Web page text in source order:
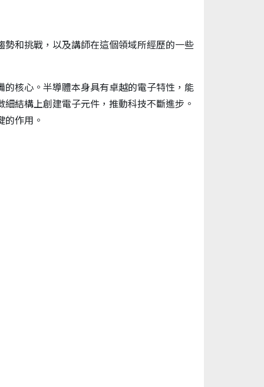
和挑戰，以及講師在這個領域所經歷的一些
核心。半導體本身具有卓越的電子特性，能
結構上創建電子元件，推動科技不斷進步。
的作用。